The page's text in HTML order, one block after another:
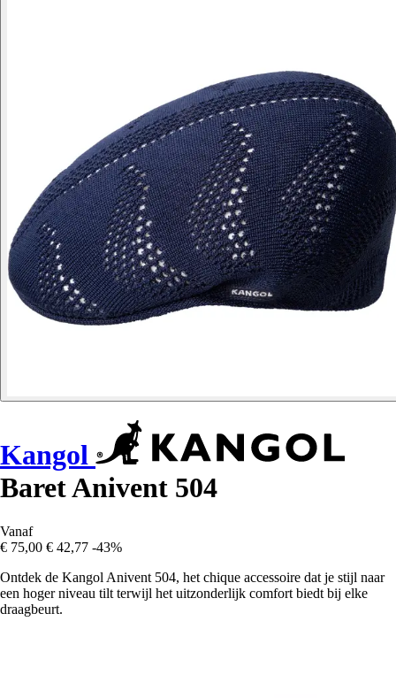
Kangol
Baret Anivent 504
Vanaf
€ 75,00 € 42,77 -43%
Ontdek de Kangol Anivent 504, het chique accessoire dat je stijl naar
een hoger niveau tilt terwijl het uitzonderlijk comfort biedt bij elke
draagbeurt.